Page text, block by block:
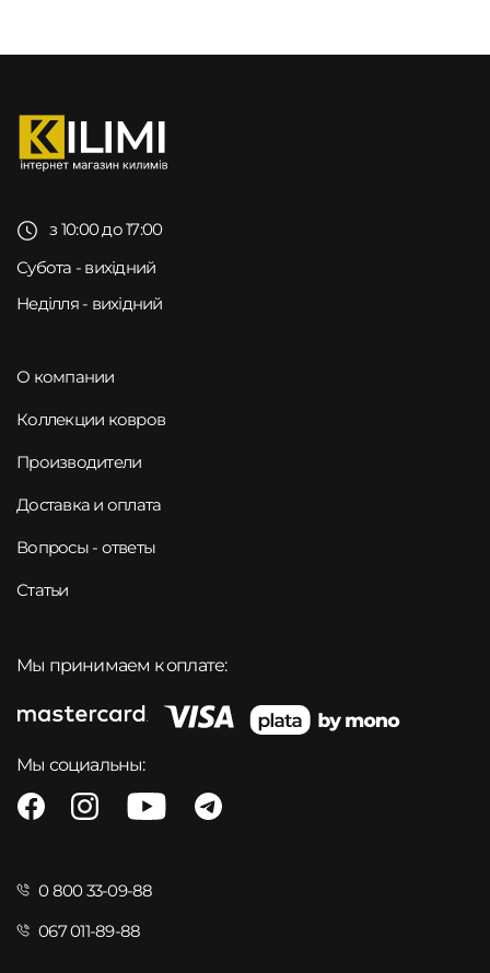
з 10:00 до 17:00
Субота - вихідний
Неділля - вихідний
О компании
Коллекции ковров
Производители
Доставка и оплата
Вопросы - ответы
Статьи
Мы принимаем к оплате:
Мы социальны:
0 800 33-09-88
067 011-89-88